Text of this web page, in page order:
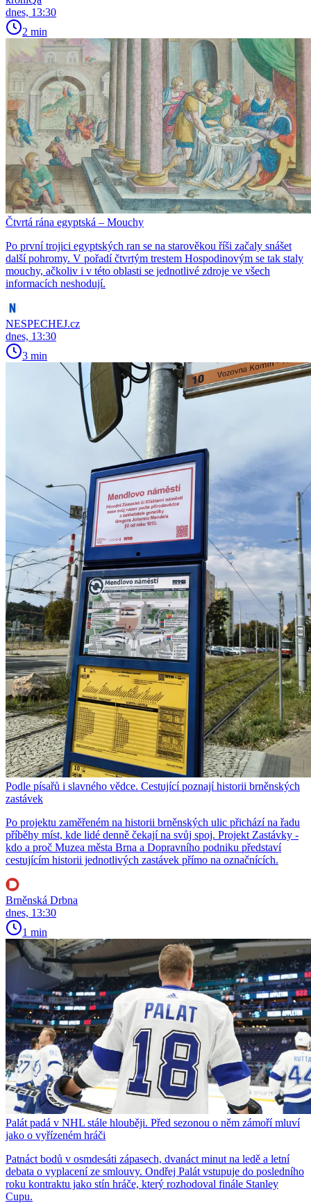
dnes, 13:30
2 min
Čtvrtá rána egyptská – Mouchy
Po první trojici egyptských ran se na starověkou říši začaly snášet
další pohromy. V pořadí čtvrtým trestem Hospodinovým se tak staly
mouchy, ačkoliv i v této oblasti se jednotlivé zdroje ve všech
informacích neshodují.
NESPECHEJ.cz
dnes, 13:30
3 min
Podle písařů i slavného vědce. Cestující poznají historii brněnských
zastávek
Po projektu zaměřeném na historii brněnských ulic přichází na řadu
příběhy míst, kde lidé denně čekají na svůj spoj. Projekt Zastávky -
kdo a proč Muzea města Brna a Dopravního podniku představí
cestujícím historii jednotlivých zastávek přímo na označnících.
Brněnská Drbna
dnes, 13:30
1 min
Palát padá v NHL stále hlouběji. Před sezonou o něm zámoří mluví
jako o vyřízeném hráči
Patnáct bodů v osmdesáti zápasech, dvanáct minut na ledě a letní
debata o vyplacení ze smlouvy. Ondřej Palát vstupuje do posledního
roku kontraktu jako stín hráče, který rozhodoval finále Stanley
Cupu.